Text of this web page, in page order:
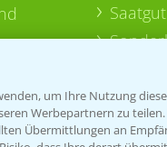
Saatgut
um Ihre Nutzung
Werbepartnern zu
Übermittlungen an